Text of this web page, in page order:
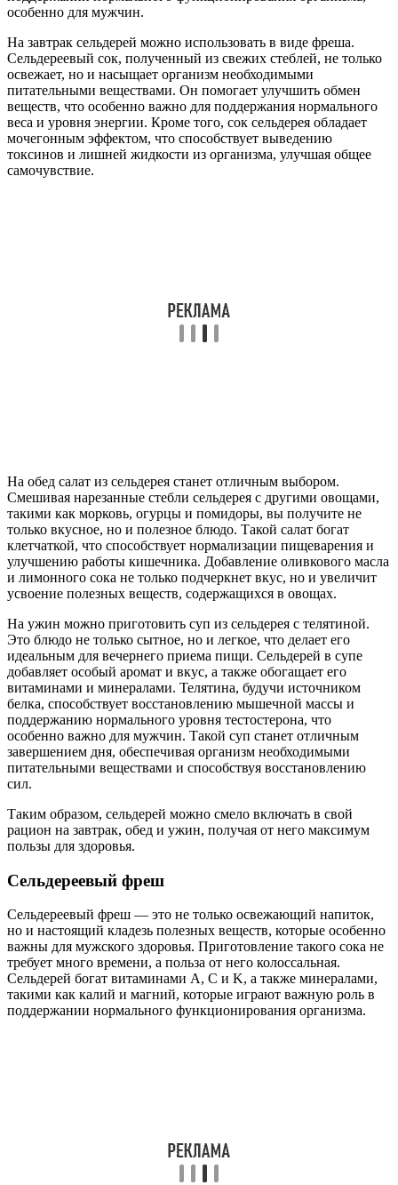
особенно для мужчин.
На завтрак сельдерей можно использовать в виде фреша.
Сельдереевый сок, полученный из свежих стеблей, не только
освежает, но и насыщает организм необходимыми
питательными веществами. Он помогает улучшить обмен
веществ, что особенно важно для поддержания нормального
веса и уровня энергии. Кроме того, сок сельдерея обладает
мочегонным эффектом, что способствует выведению
токсинов и лишней жидкости из организма, улучшая общее
самочувствие.
На обед салат из сельдерея станет отличным выбором.
Смешивая нарезанные стебли сельдерея с другими овощами,
такими как морковь, огурцы и помидоры, вы получите не
только вкусное, но и полезное блюдо. Такой салат богат
клетчаткой, что способствует нормализации пищеварения и
улучшению работы кишечника. Добавление оливкового масла
и лимонного сока не только подчеркнет вкус, но и увеличит
усвоение полезных веществ, содержащихся в овощах.
На ужин можно приготовить суп из сельдерея с телятиной.
Это блюдо не только сытное, но и легкое, что делает его
идеальным для вечернего приема пищи. Сельдерей в супе
добавляет особый аромат и вкус, а также обогащает его
витаминами и минералами. Телятина, будучи источником
белка, способствует восстановлению мышечной массы и
поддержанию нормального уровня тестостерона, что
особенно важно для мужчин. Такой суп станет отличным
завершением дня, обеспечивая организм необходимыми
питательными веществами и способствуя восстановлению
сил.
Таким образом, сельдерей можно смело включать в свой
рацион на завтрак, обед и ужин, получая от него максимум
пользы для здоровья.
Сельдереевый фреш
Сельдереевый фреш — это не только освежающий напиток,
но и настоящий кладезь полезных веществ, которые особенно
важны для мужского здоровья. Приготовление такого сока не
требует много времени, а польза от него колоссальная.
Сельдерей богат витаминами A, C и K, а также минералами,
такими как калий и магний, которые играют важную роль в
поддержании нормального функционирования организма.